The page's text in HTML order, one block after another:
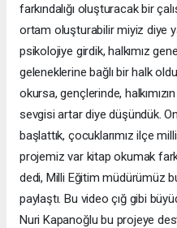
farkındalığı oluşturacak bir
ortam oluşturabilir miyiz diye
psikolojiye girdik, halkımız
geleneklerine bağlı bir halk
okursa, gençlerinde,
sevgisi artar diye düşündük.
başlattık, çocuklarımız ilçe
projemiz var kitap okumak
dedi, Milli Eğitim müdürümüz
paylaştı. Bu video çığ gibi
Nuri Kapanoğlu bu projeye